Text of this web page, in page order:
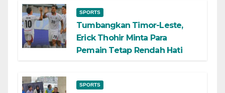
SPORTS
Tumbangkan Timor-Leste,
Erick Thohir Minta Para
Pemain Tetap Rendah Hati
SPORTS